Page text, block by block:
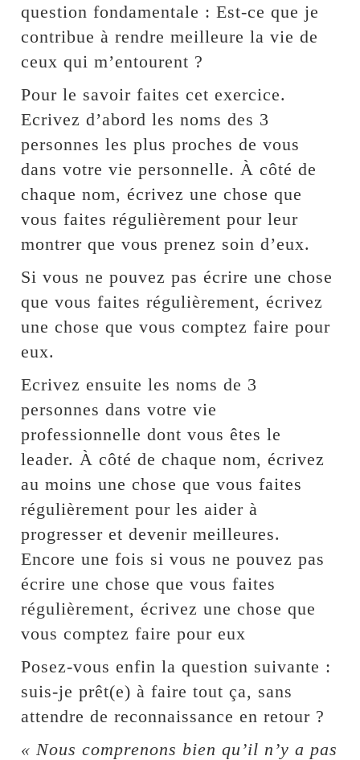
question fondamentale : Est-ce que je
contribue à rendre meilleure la vie de
ceux qui m’entourent ?
Pour le savoir faites cet exercice.
Ecrivez d’abord les noms des 3
personnes les plus proches de vous
dans votre vie personnelle. À côté de
chaque nom, écrivez une chose que
vous faites régulièrement pour leur
montrer que vous prenez soin d’eux.
Si vous ne pouvez pas écrire une chose
que vous faites régulièrement, écrivez
une chose que vous comptez faire pour
eux.
Ecrivez ensuite les noms de 3
personnes dans votre vie
professionnelle dont vous êtes le
leader. À côté de chaque nom, écrivez
au moins une chose que vous faites
régulièrement pour les aider à
progresser et devenir meilleures.
Encore une fois si vous ne pouvez pas
écrire une chose que vous faites
régulièrement, écrivez une chose que
vous comptez faire pour eux
Posez-vous enfin la question suivante :
suis-je prêt(e) à faire tout ça, sans
attendre de reconnaissance en retour ?
« Nous comprenons bien qu’il n’y a pas